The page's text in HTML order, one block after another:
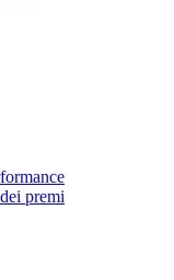
premi